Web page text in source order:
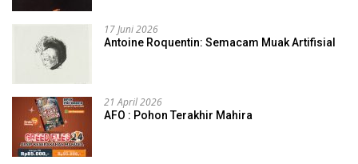
17 Juni 2026
Antoine Roquentin: Semacam Muak Artifisial
21 April 2026
AFO : Pohon Terakhir Mahira